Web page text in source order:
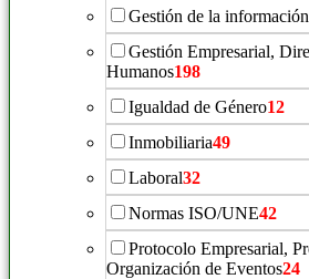
Gestión de la
Gestión Empresarial,
Humanos198
Igualdad de Género12
Inmobiliaria49
Laboral32
Normas ISO/UNE42
Protocolo Empresarial,
Organización de Eventos24